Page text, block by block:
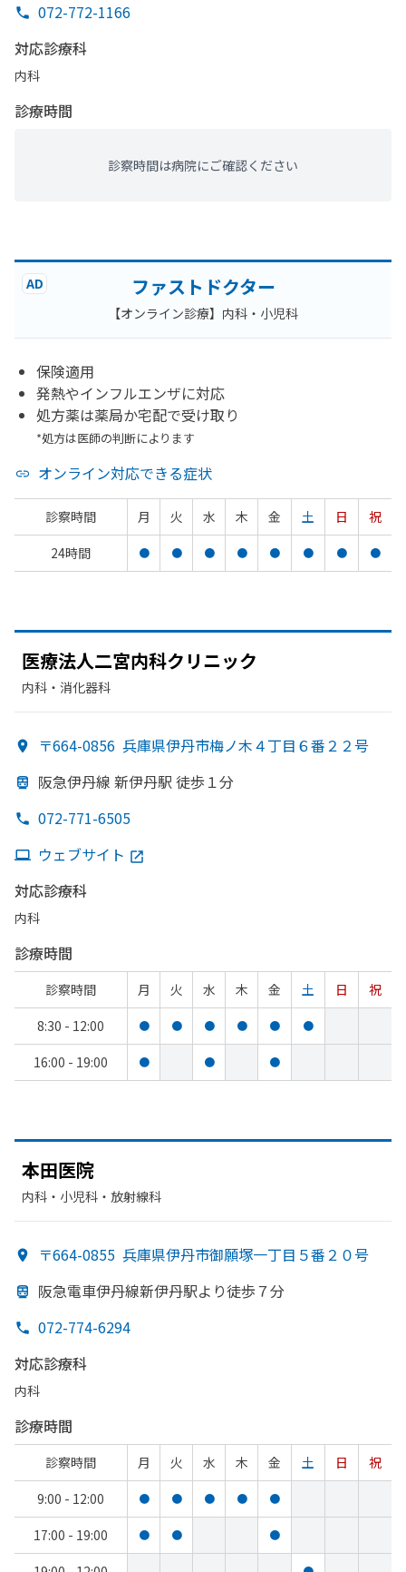
072-772-1166
対応診療科
内科
診療時間
診察時間は病院にご確認ください
AD ファストドクター
【オンライン診療】内科・小児科
保険適用
発熱やインフルエンザに対応
処方薬は薬局か宅配で受け取り
*処方は医師の判断によります
オンライン対応できる症状
診察時間 月 火 水 木 金 土 日
祝
24時間
● ● ● ● ● ● ● ●
医療法人二宮内科クリニック
内科・​消化器科
〒664-0856 兵庫県伊丹市梅ノ木４丁目６番２２号
阪急伊丹線 新伊丹駅 徒歩１分
072-771-6505
ウェブサイト
対応診療科
内科
診療時間
診察時間 月 火 水 木 金 土 日
祝
8:30 - 12:00
● ● ● ● ● ●
16:00 - 19:00 ● ● ●
本田医院
内科・​小児科・​放射線科
〒664-0855 兵庫県伊丹市御願塚一丁目５番２０号
阪急電車伊丹線新伊丹駅より徒歩７分
072-774-6294
対応診療科
内科
診療時間
診察時間 月 火 水 木 金 土 日
祝
9:00 - 12:00
● ● ● ● ●
17:00 - 19:00 ● ● ●